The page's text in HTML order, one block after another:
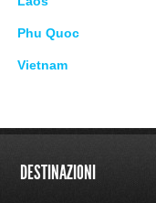
Phu Quoc
Vietnam
DESTINAZIONI